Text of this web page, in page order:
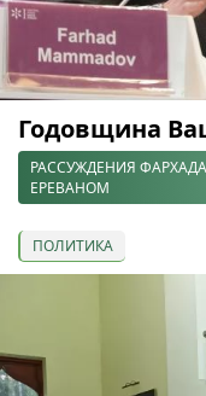
Годовщина
РАССУЖДЕНИЯ
ЕРЕВАНОМ
ПОЛИТИКА